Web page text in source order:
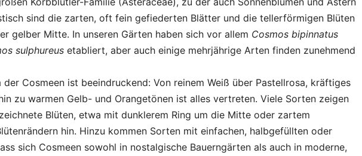
sind die zarten, oft fein gefiederten Blätter und die tellerförmigen Blüten
gelber Mitte. In unseren Gärten haben sich vor allem Cosmos bipinnatus
sulphureus etabliert, aber auch einige mehrjährige Arten finden zunehmend
der Cosmeen ist beeindruckend: Von reinem Weiß über Pastellrosa, kräftiges
zu warmen Gelb- und Orangetönen ist alles vertreten. Viele Sorten zeigen
Blüten, etwa mit dunklerem Ring um die Mitte oder zartem
hin. Hinzu kommen Sorten mit einfachen, halbgefüllten oder
sich Cosmeen sowohl in nostalgische Bauerngärten als auch in moderne,